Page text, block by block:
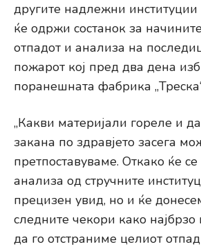
другите надлежни
ќе одржи состанок за
отпадот и анализа на
пожарот кој пред два дена
поранешната фабрика
„Какви материјали гореле и
закана по здравјето засега
претпоставуваме. Откако ќе
анализа од стручните
прецизен увид, но и ќе
следните чекори како најбрзо
да го отстраниме целиот